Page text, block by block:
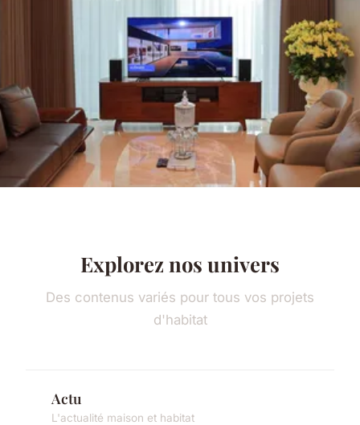
Explorez nos univers
Des contenus variés pour tous vos projets
d'habitat
Actu
L'actualité maison et habitat